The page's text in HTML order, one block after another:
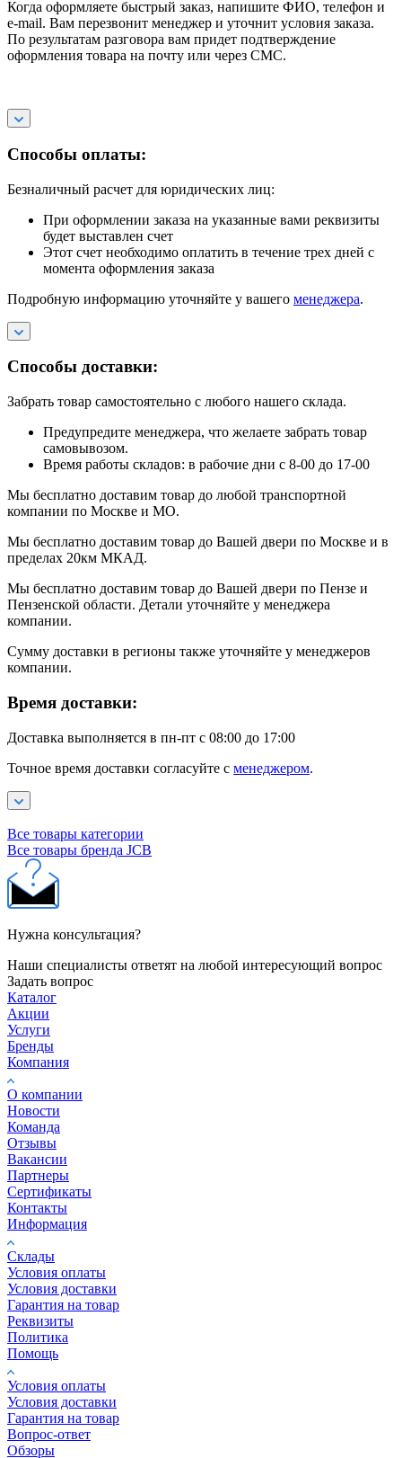
Когда оформляете быстрый заказ, напишите ФИО, телефон и
e-mail. Вам перезвонит менеджер и уточнит условия заказа.
По результатам разговора вам придет подтверждение
оформления товара на почту или через СМС.
Способы оплаты:
Безналичный расчет для юридических лиц:
При оформлении заказа на указанные вами реквизиты
будет выставлен счет
Этот счет необходимо оплатить в течение трех дней с
момента оформления заказа
Подробную информацию уточняйте у вашего менеджера.
Способы доставки:
Забрать товар самостоятельно с любого нашего склада.
Предупредите менеджера, что желаете забрать товар
самовывозом.
Время работы складов: в рабочие дни с 8-00 до 17-00
Мы бесплатно доставим товар до любой транспортной
компании по Москве и МО.
Мы бесплатно доставим товар до Вашей двери по Москве и в
пределах 20км МКАД.
Мы бесплатно доставим товар до Вашей двери по Пензе и
Пензенской области. Детали уточняйте у менеджера
компании.
Сумму доставки в регионы также уточняйте у менеджеров
компании.
Время доставки:
Доставка выполняется в пн-пт с 08:00 до 17:00
Точное время доставки согласуйте с менеджером.
Все товары категории
Все товары бренда JCB
Нужна консультация?
Наши специалисты ответят на любой интересующий вопрос
Задать вопрос
Каталог
Акции
Услуги
Бренды
Компания
О компании
Новости
Команда
Отзывы
Вакансии
Партнеры
Сертификаты
Контакты
Информация
Склады
Условия оплаты
Условия доставки
Гарантия на товар
Реквизиты
Политика
Помощь
Условия оплаты
Условия доставки
Гарантия на товар
Вопрос-ответ
Обзоры